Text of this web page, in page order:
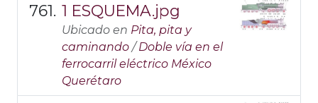
1 ESQUEMA.jpg
Ubicado en Pita, pita y
caminando /Doble vía en el
ferrocarril eléctrico México
Querétaro